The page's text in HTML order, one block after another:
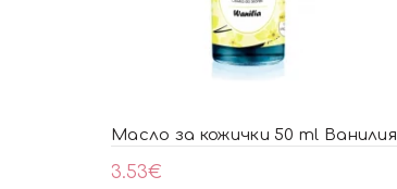
Масло за кожички 50 ml Ванилия
3.53€